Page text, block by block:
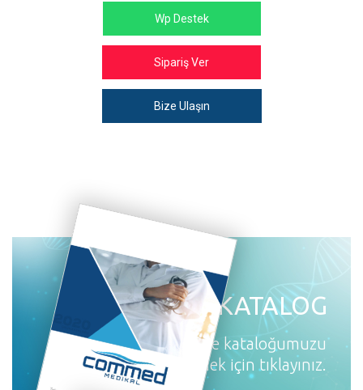
Wp Destek
Sipariş Ver
Bize Ulaşın
E-KATALOG
Online kataloğumuzu
incelemek için tıklayınız.